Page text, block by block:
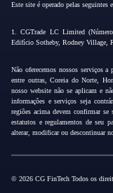
Este site é operado pelas seguintes
1. CGTrade LC Limited (Número
Edifício Sotheby, Rodney Village,
Não oferecemos nossos serviços
entre outras, Coreia do Norte,
nosso website não se aplicam e
informações e serviços seja
regiões acima devem confirmar
estatutos e regulamentos de seu
alterar, modificar ou descontinuar
© 2026 CG FinTech Todos os